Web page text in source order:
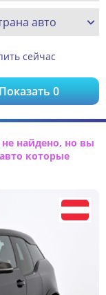
авто
сейчас
0
найдено, но вы
которые